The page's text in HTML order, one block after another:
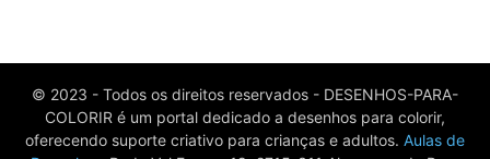
© 2023 - Todos os direitos reservados - DESENHOS-PARA-
COLORIR é um portal dedicado a desenhos para colorir,
oferecendo suporte criativo para crianças e adultos. Aulas de